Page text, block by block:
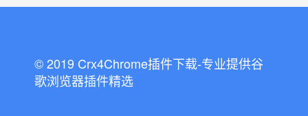
© 2019 Crx4Chrome插件下载-专业提供谷
歌浏览器插件精选